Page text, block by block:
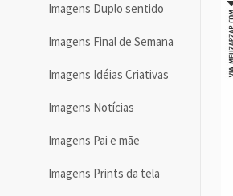
Imagens Duplo sentido
Imagens Final de Semana
Imagens Idéias Criativas
Imagens Notícias
Imagens Pai e mãe
Imagens Prints da tela